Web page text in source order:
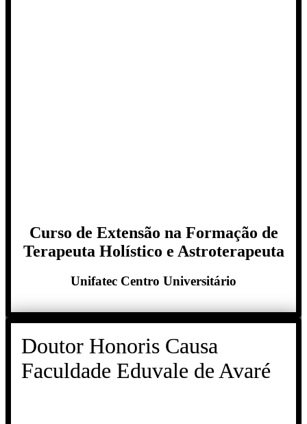
Curso de Extensão na Formação de
Terapeuta Holístico e Astroterapeuta
Unifatec Centro Universitário
Doutor Honoris Causa
Faculdade Eduvale de Avaré